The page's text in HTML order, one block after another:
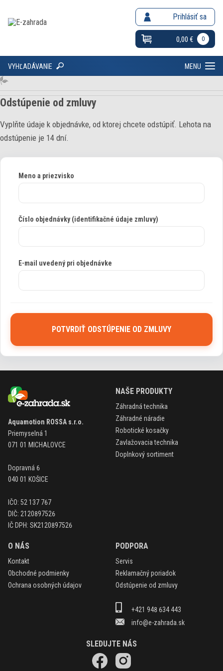
Prihlásiť sa
0,00 € 0
VYHĽADÁVANIE MENU
Odstúpenie od zmluvy
Vyplňte údaje k objednávke, od ktorej chcete odstúpiť. Lehota na
odstúpenie je 14 dní.
Meno a priezvisko
Číslo objednávky (identifikačné údaje zmluvy)
E-mail uvedený pri objednávke
POTVRDIŤ ODSTÚPENIE OD ZMLUVY
Aquamotion ROSSA s.r.o.
Priemyselná 1
071 01 MICHALOVCE
Dopravná 6
040 01 KOŠICE
IČO: 52 137 767
DIČ: 2120897526
IČ DPH: SK2120897526
NAŠE PRODUKTY
Záhradná technika
Záhradné náradie
Robotické kosačky
Zavlažovacia technika
Doplnkový sortiment
O NÁS
Kontakt
Obchodné podmienky
Ochrana osobných údajov
PODPORA
Servis
Reklamačný poriadok
Odstúpenie od zmluvy
+421 948 634 443
info@e-zahrada.sk
SLEDUJTE NÁS